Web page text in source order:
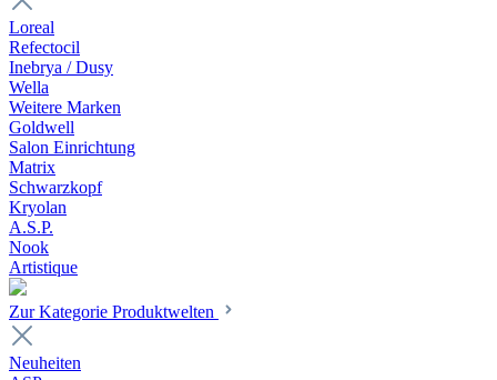
Loreal
Refectocil
Inebrya / Dusy
Wella
Weitere Marken
Goldwell
Salon Einrichtung
Matrix
Schwarzkopf
Kryolan
A.S.P.
Nook
Artistique
Zur Kategorie Produktwelten
Neuheiten